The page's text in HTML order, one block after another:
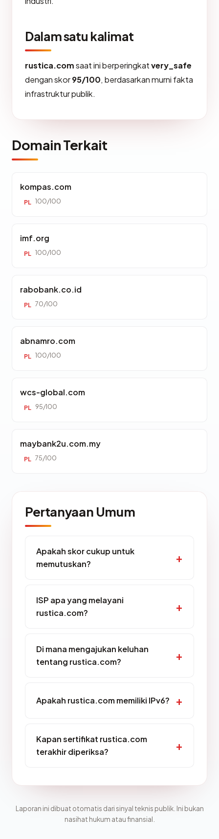
Dalam satu kalimat
rustica.comsaat ini berperingkatvery_safe
dengan skor95/100, berdasarkan murni fakta
infrastruktur publik.
Domain Terkait
kompas.com
PL 100/100
imf.org
PL 100/100
rabobank.co.id
PL 70/100
abnamro.com
PL 100/100
wcs-global.com
PL 95/100
maybank2u.com.my
PL 75/100
Pertanyaan Umum
Apakah skor cukup untuk
memutuskan?
ISP apa yang melayani
rustica.com?
Di mana mengajukan keluhan
tentang rustica.com?
Apakah rustica.com memiliki IPv6?
Kapan sertifikat rustica.com
terakhir diperiksa?
Laporan ini dibuat otomatis dari sinyal teknis publik. Ini bukan
nasihat hukum atau finansial.